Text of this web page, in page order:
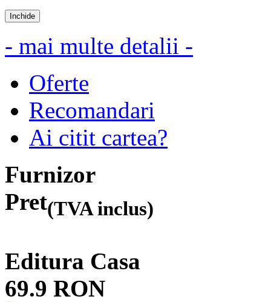
Inchide
- mai multe detalii -
Oferte
Recomandari
Ai citit cartea?
Furnizor
Pret(TVA inclus)
Editura Casa
69.9 RON